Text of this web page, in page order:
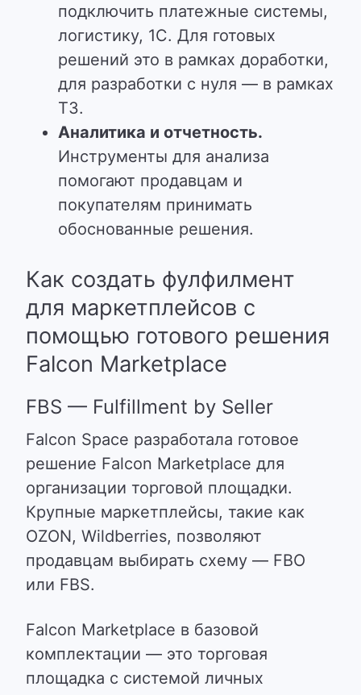
подключить платежные системы,
логистику, 1С. Для готовых
решений это в рамках доработки,
для разработки с нуля — в рамках
ТЗ.
Аналитика и отчетность.
Инструменты для анализа
помогают продавцам и
покупателям принимать
обоснованные решения.
Как создать фулфилмент
для маркетплейсов с
помощью готового решения
Falcon Marketplace
FBS — Fulfillment by Seller
Falcon Space разработала готовое
решение Falcon Marketplace для
организации торговой площадки.
Крупные маркетплейсы, такие как
OZON, Wildberries, позволяют
продавцам выбирать схему — FBO
или FBS.
Falcon Marketplace в базовой
комплектации — это торговая
площадка с системой личных